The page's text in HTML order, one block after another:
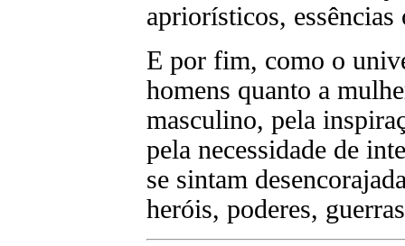
apriorísticos,
E por fim, como o
homens quanto a
masculino, pela
pela necessidade de
se sintam
heróis, poderes,